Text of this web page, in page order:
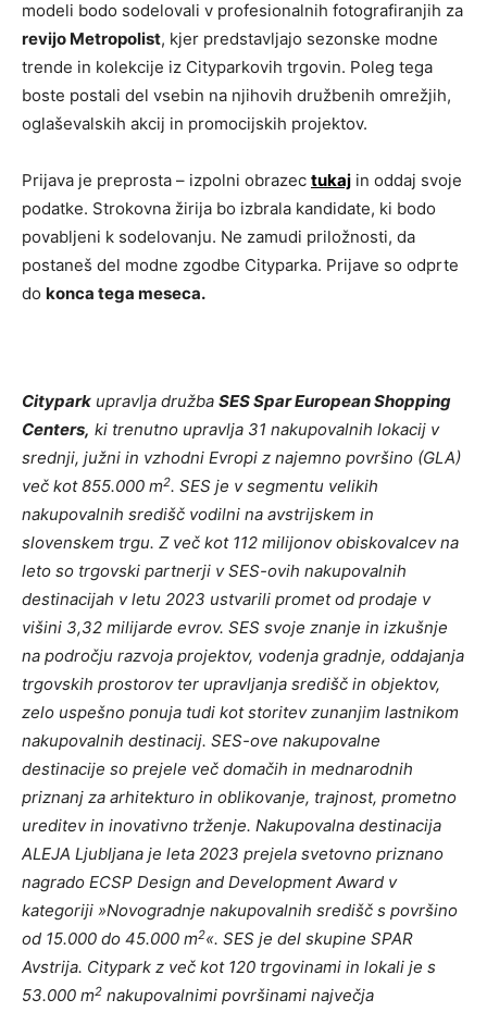
modeli bodo sodelovali v profesionalnih fotografiranjih za
revijo Metropolist, kjer predstavljajo sezonske modne
trende in kolekcije iz Cityparkovih trgovin. Poleg tega
boste postali del vsebin na njihovih družbenih omrežjih,
oglaševalskih akcij in promocijskih projektov.
Prijava je preprosta – izpolni obrazec tukaj in oddaj svoje
podatke. Strokovna žirija bo izbrala kandidate, ki bodo
povabljeni k sodelovanju. Ne zamudi priložnosti, da
postaneš del modne zgodbe Cityparka. Prijave so odprte
do konca tega meseca.
Citypark upravlja družba SES Spar European Shopping
Centers, ki trenutno upravlja 31 nakupovalnih lokacij v
srednji, južni in vzhodni Evropi z najemno površino (GLA)
več kot 855.000 m2. SES je v segmentu velikih
nakupovalnih središč vodilni na avstrijskem in
slovenskem trgu. Z več kot 112 milijonov obiskovalcev na
leto so trgovski partnerji v SES-ovih nakupovalnih
destinacijah v letu 2023 ustvarili promet od prodaje v
višini 3,32 milijarde evrov. SES svoje znanje in izkušnje
na področju razvoja projektov, vodenja gradnje, oddajanja
trgovskih prostorov ter upravljanja središč in objektov,
zelo uspešno ponuja tudi kot storitev zunanjim lastnikom
nakupovalnih destinacij. SES-ove nakupovalne
destinacije so prejele več domačih in mednarodnih
priznanj za arhitekturo in oblikovanje, trajnost, prometno
ureditev in inovativno trženje. Nakupovalna destinacija
ALEJA Ljubljana je leta 2023 prejela svetovno priznano
nagrado ECSP Design and Development Award v
kategoriji »Novogradnje nakupovalnih središč s površino
od 15.000 do 45.000 m2«. SES je del skupine SPAR
Avstrija. Citypark z več kot 120 trgovinami in lokali je s
53.000 m2 nakupovalnimi površinami največja